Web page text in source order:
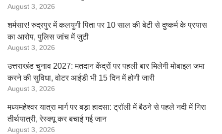
August 3, 2026
शर्मसार! रुद्रपुर में कलयुगी पिता पर 10 साल की बेटी से दुष्कर्म के प्रयास
का आरोप, पुलिस जांच में जुटी
August 3, 2026
उत्तराखंड चुनाव 2027: मतदान केंद्रों पर पहली बार मिलेगी मोबाइल जमा
करने की सुविधा, वोटर आईडी भी 15 दिन में होगी जारी
August 3, 2026
मध्यमहेश्वर यात्रा मार्ग पर बड़ा हादसा: ट्रॉली में बैठने से पहले नदी में गिरा
तीर्थयात्री, रेस्क्यू कर बचाई गई जान
August 3, 2026